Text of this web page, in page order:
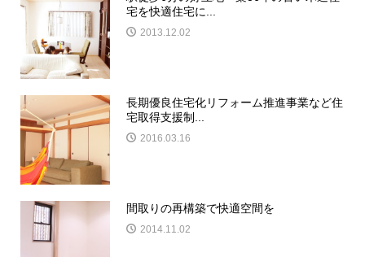
宅を快適住宅に...
2013.12.02
長期優良住宅化リフォーム推進事業など住
宅取得支援制...
2016.03.16
間取りの再構築で快適空間を
2014.11.02